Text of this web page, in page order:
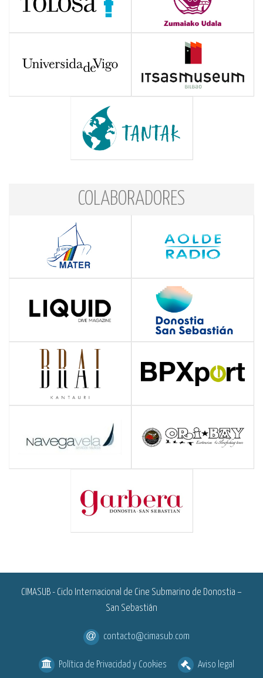
COLABORADORES
CIMASUB - Ciclo Internacional de Cine Submarino de Donostia –
San Sebastián
contacto@cimasub.com
Política de Privacidad y Cookies Aviso legal